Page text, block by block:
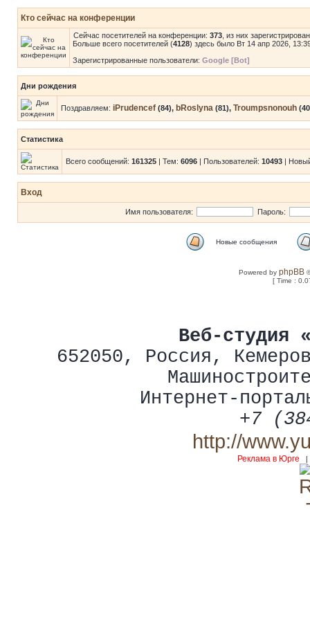
Кто сейчас на конференции
Сейчас посетителей на конференции: 373 , из них
Больше всего посетителей (4128) здесь было Вт 14 апр 2026,
Зарегистрированные пользователи: Google [Bot]
Дни рождения
Поздравляем: iPrudencef (84), bRoslyna (81), Troumpsnonouh
Статистика
Всего сообщений: 161325 | Тем: 6096 | Пользователей: 10493 |
Вход
Имя пользователя: Пароль:
Новые сообщения
Powered byphpBB
[ Time :
Веб-студия
652050, Россия ,
Интернет-
+7
http://
Реклама в Юрге